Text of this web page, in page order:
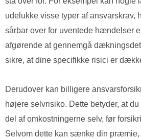
udelukke visse typer af ansvarskrav,
sårbar over for uventede hændelser
afgørende at gennemgå
sikre, at dine specifikke risici er
Derudover kan billigere
højere selvrisiko. Dette betyder, at
del af omkostningerne selv, før
Selvom dette kan sænke din præmie,